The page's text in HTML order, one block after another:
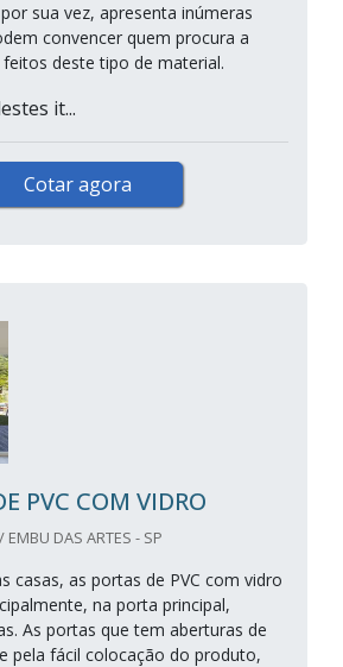
sua vez, apresenta inúmeras
convencer quem procura a
deste tipo de material.
it...
Cotar agora
PVC COM VIDRO
EMBU DAS ARTES - SP
casas, as portas de PVC com vidro
na porta principal,
As portas que tem aberturas de
pela fácil colocação do produto,